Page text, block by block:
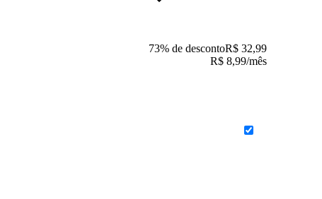
73% de descontoR$ 32,99
R$ 8,99/mês